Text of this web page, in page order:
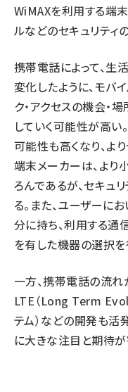
WiMAXを利用する端
ルなどのセキュリティ
携帯電話によって、生
変化したように、モバ
ク・アクセスの機会・
していく可能性が高い
可能性も高くなり、よ
端末メーカーは、より
ろんであるが、セキュ
る。また、ユーザーに
分に持ち、利用する通
を有した機器の選択を
一方、携帯電話の流れ
LTE（Long Term
テム）などの開発も活
に大きな注目と期待が